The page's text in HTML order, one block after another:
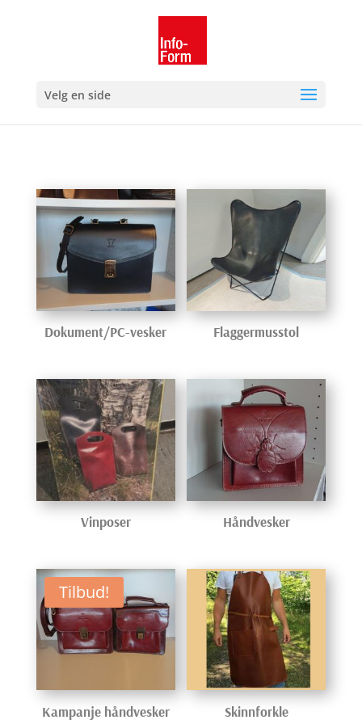
Velg en side
Dokument/PC-vesker Flaggermusstol
Vinposer Håndvesker
Tilbud!
Kampanje håndvesker Skinnforkle